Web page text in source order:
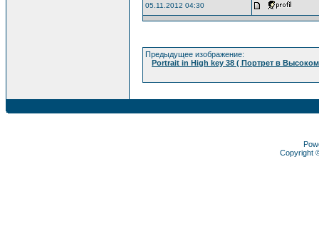
05.11.2012 04:30
Предыдущее изображение:
Portrait in High key 38 ( Портрет в
Copyright